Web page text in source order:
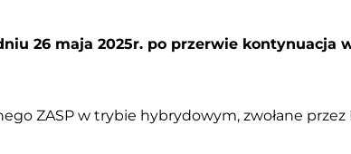
26 maja 2025r. po przerwie kontynuacja
ZASP w trybie hybrydowym, zwołane przez